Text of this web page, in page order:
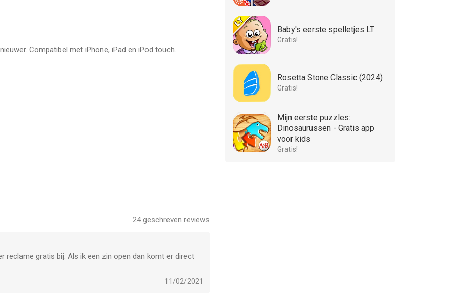
Compatibel met iPhone, iPad en iPod touch.
24geschreven reviews
reclame gratis bij. Als ik een zin open dan komt er direct
11/02/2021
Baby's eerste spelletjes LT
Gratis!
Rosetta Stone Classic (2024)
Gratis!
Mijn eerste puzzles:
Dinosaurussen - Gratis app
voor kids
Gratis!